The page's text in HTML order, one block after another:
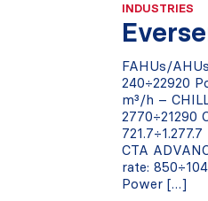
INDUSTRIES
FAHUs/
240÷22920
m³/h –
2770÷21290
CTA
rate:
Power […]